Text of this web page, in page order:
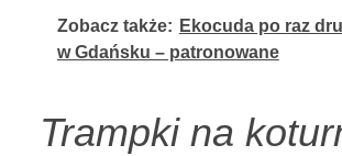
Zobacz także: Ekocuda po raz
w Gdańsku – patronowane
Trampki na